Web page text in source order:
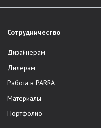
Сотрудничество
Дизайнерам
Дилерам
Работа в PARRA
Материалы
Портфолио